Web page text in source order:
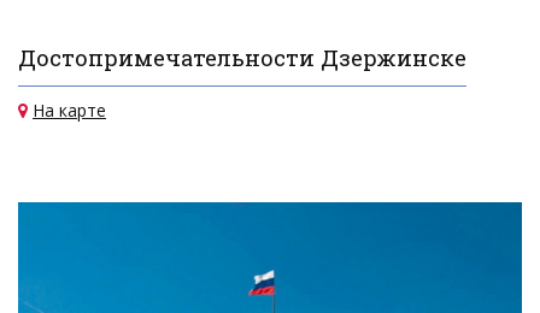
Достопримечательности Дзержинске
На карте